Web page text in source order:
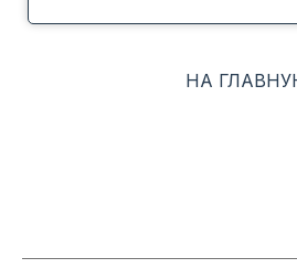
работают в четырех
вентиляция. Сплит-
НА